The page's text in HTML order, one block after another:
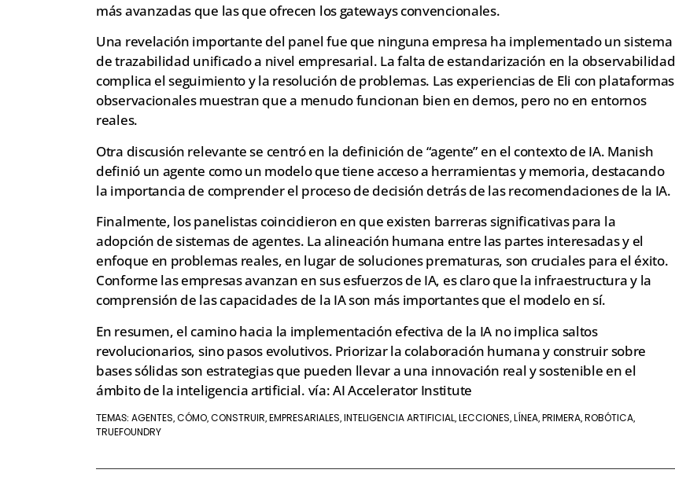
más avanzadas que las que ofrecen los gateways convencionales.
Una revelación importante del panel fue que ninguna empresa ha implementado un sistema
de trazabilidad unificado a nivel empresarial. La falta de estandarización en la observabilidad
complica el seguimiento y la resolución de problemas. Las experiencias de Eli con plataformas
observacionales muestran que a menudo funcionan bien en demos, pero no en entornos
reales.
Otra discusión relevante se centró en la definición de “agente” en el contexto de IA. Manish
definió un agente como un modelo que tiene acceso a herramientas y memoria, destacando
la importancia de comprender el proceso de decisión detrás de las recomendaciones de la IA.
Finalmente, los panelistas coincidieron en que existen barreras significativas para la
adopción de sistemas de agentes. La alineación humana entre las partes interesadas y el
enfoque en problemas reales, en lugar de soluciones prematuras, son cruciales para el éxito.
Conforme las empresas avanzan en sus esfuerzos de IA, es claro que la infraestructura y la
comprensión de las capacidades de la IA son más importantes que el modelo en sí.
En resumen, el camino hacia la implementación efectiva de la IA no implica saltos
revolucionarios, sino pasos evolutivos. Priorizar la colaboración humana y construir sobre
bases sólidas son estrategias que pueden llevar a una innovación real y sostenible en el
ámbito de la inteligencia artificial. vía: AI Accelerator Institute
TEMAS: AGENTES, CÓMO, CONSTRUIR, EMPRESARIALES, INTELIGENCIA ARTIFICIAL, LECCIONES, LÍNEA, PRIMERA, ROBÓTICA,
TRUEFOUNDRY